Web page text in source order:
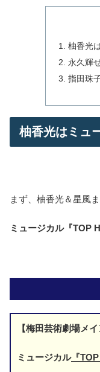
柚香光
永久輝
指田珠
柚香光はミュ
まず、柚香光＆星風
ミュージカル『TOP
【梅田芸術劇場メ
ミュージカル『TOP